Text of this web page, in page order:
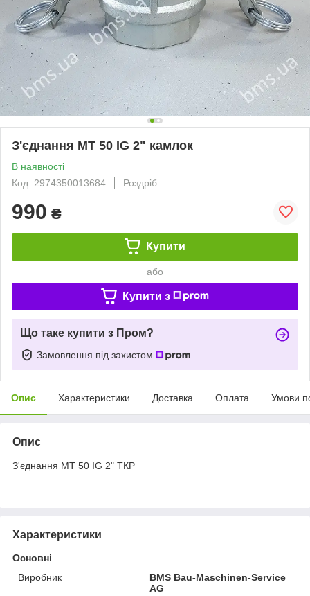
З'єднання MT 50 IG 2" камлок
В наявності
Код: 2974350013684
Роздріб
990 ₴
Купити
або
Купити з
Що таке купити з Пром?
Замовлення під захистом
Опис Характеристики Доставка Оплата Умови
Опис
З'єднання МТ 50 IG 2" ТКР
Характеристики
Основні
Виробник
BMS Bau-Maschinen-Service
AG